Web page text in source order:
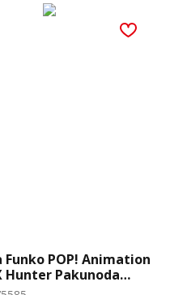
Funko POP! Animation
Hunter Pakunoda